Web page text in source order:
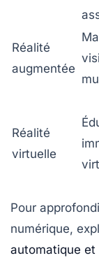
Réalité
augmentée
Réalité
virtuelle
Pour
numérique,
automatique et